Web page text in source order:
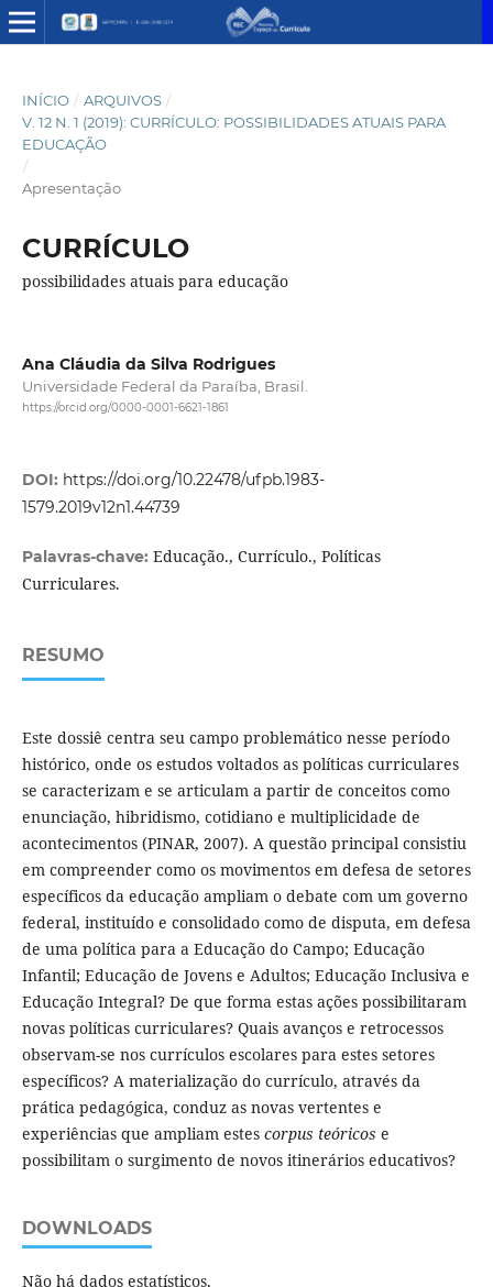
INÍCIO / ARQUIVOS /
V. 12 N. 1 (2019): CURRÍCULO: POSSIBILIDADES ATUAIS PARA
EDUCAÇÃO
/
Apresentação
CURRÍCULO
possibilidades atuais para educação
Ana Cláudia da Silva Rodrigues
Universidade Federal da Paraíba, Brasil.
https://orcid.org/0000-0001-6621-1861
DOI: https://doi.org/10.22478/ufpb.1983-
1579.2019v12n1.44739
Palavras-chave: Educação., Currículo., Políticas
Curriculares.
RESUMO
Este dossiê centra seu campo problemático nesse período
histórico, onde os estudos voltados as políticas curriculares
se caracterizam e se articulam a partir de conceitos como
enunciação, hibridismo, cotidiano e multiplicidade de
acontecimentos (PINAR, 2007). A questão principal consistiu
em compreender como os movimentos em defesa de setores
específicos da educação ampliam o debate com um governo
federal, instituído e consolidado como de disputa, em defesa
de uma política para a Educação do Campo; Educação
Infantil; Educação de Jovens e Adultos; Educação Inclusiva e
Educação Integral? De que forma estas ações possibilitaram
novas políticas curriculares? Quais avanços e retrocessos
observam-se nos currículos escolares para estes setores
específicos? A materialização do currículo, através da
prática pedagógica, conduz as novas vertentes e
experiências que ampliam estes corpus teóricos e
possibilitam o surgimento de novos itinerários educativos?
DOWNLOADS
Não há dados estatísticos.